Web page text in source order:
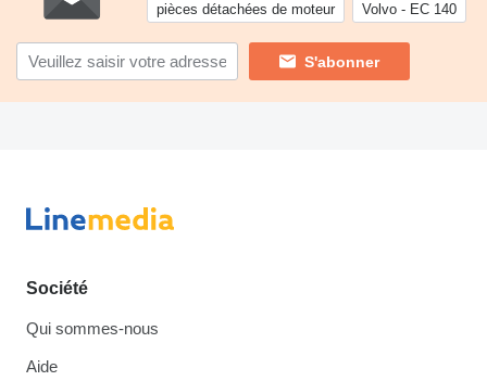
pièces détachées de moteur Volvo - EC 140
S'abonner
Société
Qui sommes-nous
Aide